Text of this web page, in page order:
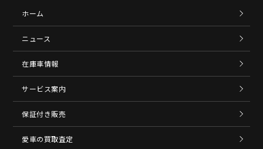
ホーム
ニュース
在庫車情報
サービス案内
保証付き販売
愛車の買取査定